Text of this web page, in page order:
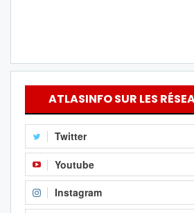
ATLASINFO SUR LES
Twitter
Youtube
Instagram